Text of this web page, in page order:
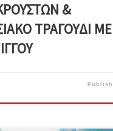
&
ΤΡΑΓΟΥΔΙ